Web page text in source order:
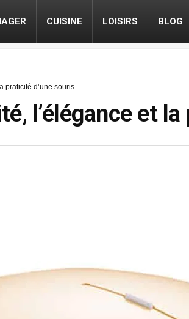
CUISINE LOISIRS BLOG
praticité d’une souris
l’élégance et